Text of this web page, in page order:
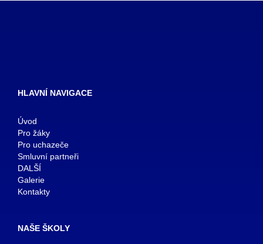
HLAVNÍ NAVIGACE
Úvod
Pro žáky
Pro uchazeče
Smluvní partneři
DALŠÍ
Galerie
Kontakty
NAŠE ŠKOLY